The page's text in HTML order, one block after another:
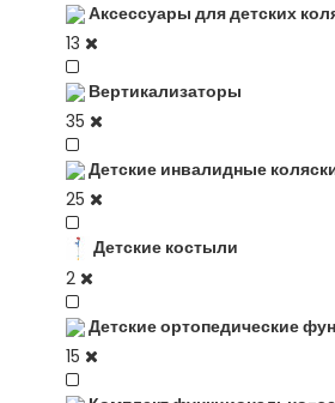
Аксессуары для детских
13
Вертикализаторы
35
Детские инвалидные
25
Детские костыли
2
Детские ортопедические
15